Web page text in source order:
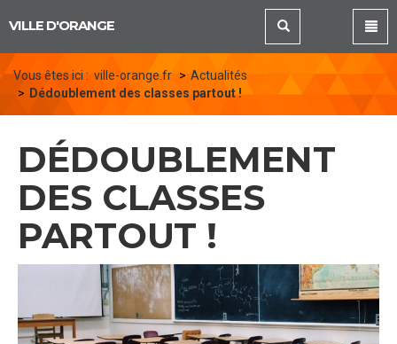
VILLE D'ORANGE
Vous êtes ici : ville-orange.fr
Actualités
Dédoublement des classes partout !
DÉDOUBLEMENT
DES CLASSES
PARTOUT !